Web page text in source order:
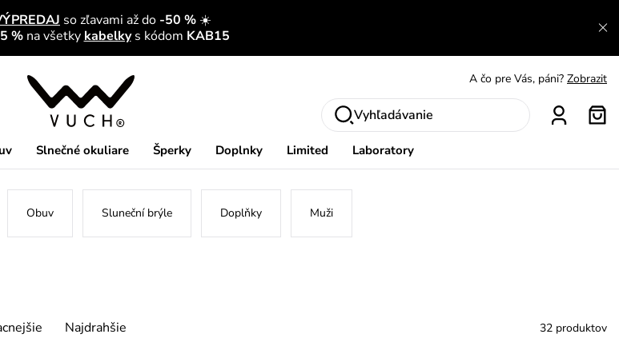
so zľavami až do -50 % ☀️
%na všetky kabelkys kódom KAB15
Slnečné okuliare Šperky Doplnky Limited Laboratory
A čo pre Vás, páni? Zobrazit
S čím chybu neurobíš? Pozri
Výmena a vrátenie zadarmo Zobraziť
Vyhľadávanie
Obuv Sluneční brýle Doplňky Muži
Najdrahšie 32 produktov